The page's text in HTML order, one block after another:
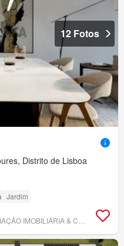
12 Fotos
Distrito de Lisboa
Jardim